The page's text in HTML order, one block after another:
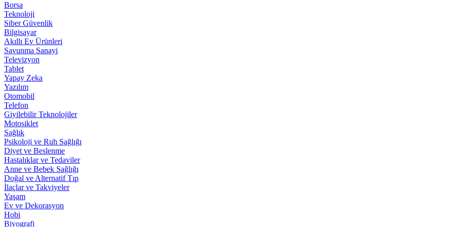
Borsa
Teknoloji
Siber Güvenlik
Bilgisayar
Akıllı Ev Ürünleri
Savunma Sanayi
Televizyon
Tablet
Yapay Zeka
Yazılım
Otomobil
Telefon
Giyilebilir Teknolojiler
Motosiklet
Sağlık
Psikoloji ve Ruh Sağlığı
Diyet ve Beslenme
Hastalıklar ve Tedaviler
Anne ve Bebek Sağlığı
Doğal ve Alternatif Tıp
İlaçlar ve Takviyeler
Yaşam
Ev ve Dekorasyon
Hobi
Biyografi